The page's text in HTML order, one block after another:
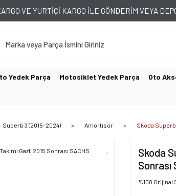
VE YURTİÇİ KARGO İLE GÖNDERİM VEYA
Yedek Parça Motosiklet Yedek Parça Oto
Superb 3 (2015-2024) Amortisör Skoda Superb
Skoda
Sonrası
%100 Orijinal